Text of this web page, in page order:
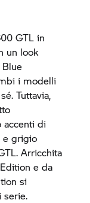
GTL in
un look
i modelli
Tuttavia,
accenti di
e grigio
Arricchita
e da
si
serie.